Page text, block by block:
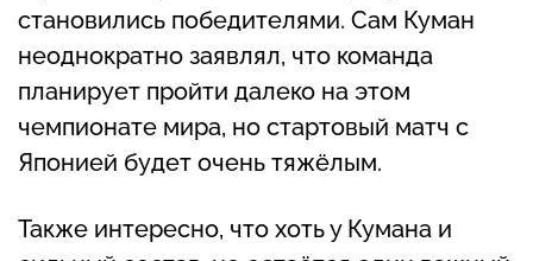
становились победителями. Сам Куман
неоднократно заявлял, что команда
планирует пройти далеко на этом
чемпионате мира, но стартовый матч с
Японией будет очень тяжёлым.
Также интересно, что хоть у Кумана и